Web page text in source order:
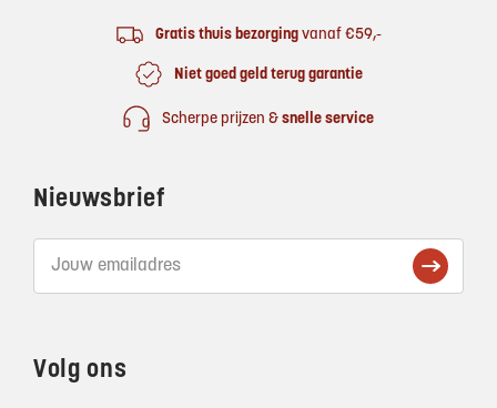
Gratis thuis bezorgingvanaf €59,-
Niet goed geld terug garantie
Scherpe prijzen & snelle service
Nieuwsbrief
Volg ons